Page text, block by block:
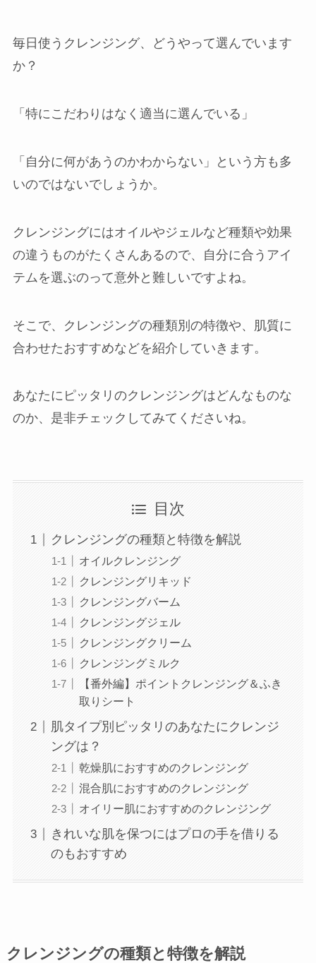
毎日使うクレンジング、どうやって選んでいます
か？
「特にこだわりはなく適当に選んでいる」
「自分に何があうのかわからない」という方も多
いのではないでしょうか。
クレンジングにはオイルやジェルなど種類や効果
の違うものがたくさんあるので、自分に合うアイ
テムを選ぶのって意外と難しいですよね。
そこで、クレンジングの種類別の特徴や、肌質に
合わせたおすすめなどを紹介していきます。
あなたにピッタリのクレンジングはどんなものな
のか、是非チェックしてみてくださいね。
目次
クレンジングの種類と特徴を解説
オイルクレンジング
クレンジングリキッド
クレンジングバーム
クレンジングジェル
クレンジングクリーム
クレンジングミルク
【番外編】ポイントクレンジング＆ふき
取りシート
肌タイプ別ピッタリのあなたにクレンジ
ングは？
乾燥肌におすすめのクレンジング
混合肌におすすめのクレンジング
オイリー肌におすすめのクレンジング
きれいな肌を保つにはプロの手を借りる
のもおすすめ
クレンジングの種類と特徴を解説
店舗一覧
三河安城店